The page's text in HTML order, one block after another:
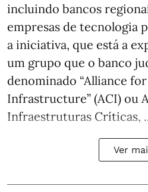
incluindo bancos
empresas de tecnologia
a iniciativa, que está a
um grupo que o banco
denominado “Alliance
Infrastructure” (ACI) ou
Infraestruturas Críticas,
Ver